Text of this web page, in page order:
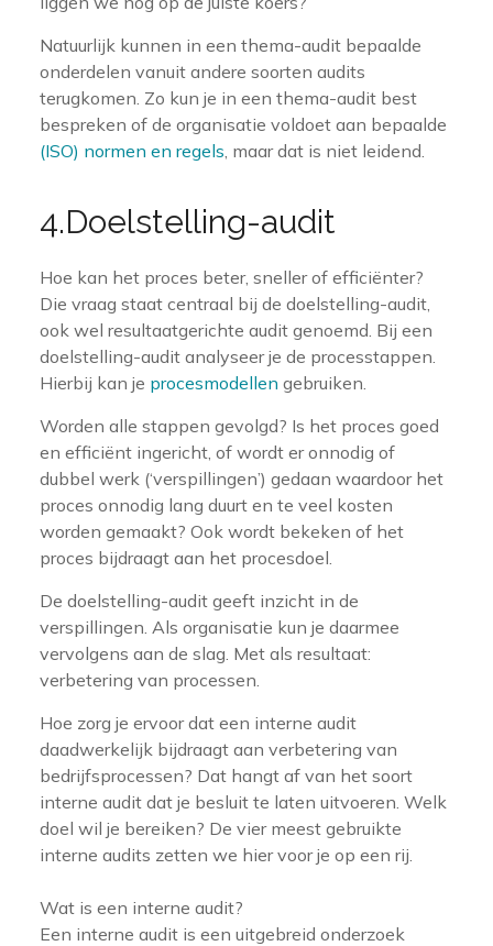
Natuurlijk kunnen in een thema-audit bepaalde
onderdelen vanuit andere soorten audits
terugkomen. Zo kun je in een thema-audit best
bespreken of de organisatie voldoet aan bepaalde
(ISO) normen en regels , maar dat is niet leidend.
4.Doelstelling-audit
Hoe kan het proces beter, sneller of efficiënter?
Die vraag staat centraal bij de doelstelling-audit,
ook wel resultaatgerichte audit genoemd. Bij een
doelstelling-audit analyseer je de processtappen.
Hierbij kan je procesmodellen gebruiken.
Worden alle stappen gevolgd? Is het proces goed
en efficiënt ingericht, of wordt er onnodig of
dubbel werk (‘verspillingen’) gedaan waardoor het
proces onnodig lang duurt en te veel kosten
worden gemaakt? Ook wordt bekeken of het
proces bijdraagt aan het procesdoel.
De doelstelling-audit geeft inzicht in de
verspillingen. Als organisatie kun je daarmee
vervolgens aan de slag. Met als resultaat:
verbetering van processen.
Hoe zorg je ervoor dat een interne audit
daadwerkelijk bijdraagt aan verbetering van
bedrijfsprocessen? Dat hangt af van het soort
interne audit dat je besluit te laten uitvoeren. Welk
doel wil je bereiken? De vier meest gebruikte
interne audits zetten we hier voor je op een rij.
Wat is een interne audit?
Een interne audit is een uitgebreid onderzoek